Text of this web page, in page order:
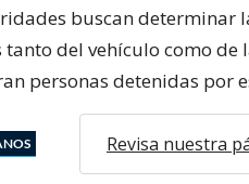
buscan determinar
del vehículo como de
personas detenidas por
Revisa nuestra